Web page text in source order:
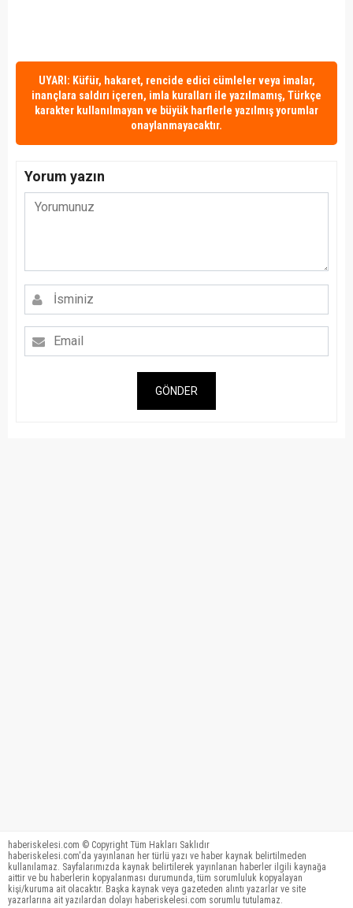
UYARI: Küfür, hakaret, rencide edici cümleler veya imalar,
inançlara saldırı içeren, imla kuralları ile yazılmamış, Türkçe
karakter kullanılmayan ve büyük harflerle yazılmış yorumlar
onaylanmayacaktır.
Yorum yazın
GÖNDER
haberiskelesi.com © Copyright Tüm Hakları Saklıdır
haberiskelesi.com'da yayınlanan her türlü yazı ve haber kaynak belirtilmeden
kullanılamaz. Sayfalarımızda kaynak belirtilerek yayınlanan haberler ilgili kaynağa
aittir ve bu haberlerin kopyalanması durumunda, tüm sorumluluk kopyalayan
kişi/kuruma ait olacaktır. Başka kaynak veya gazeteden alıntı yazarlar ve site
yazarlarına ait yazılardan dolayı haberiskelesi.com sorumlu tutulamaz.